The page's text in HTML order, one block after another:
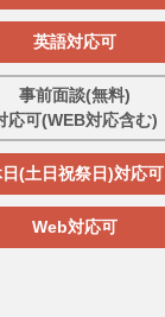
英語対応可
事前面談(無料)
応可(WEB対応含む)
(土日祝祭日)対応可
Web対応可